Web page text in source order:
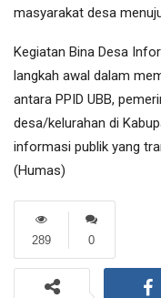
masyarakat desa
Kegiatan Bina Desa
langkah awal dalam
antara PPID UBB,
desa/kelurahan di
informasi publik yang
(Humas)
0
289